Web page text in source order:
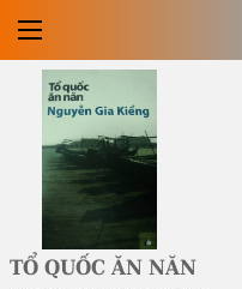
TỔ QUỐC ĂN NĂN